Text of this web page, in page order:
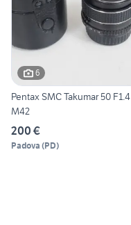
6
Pentax SMC Takumar 50 F1.4
M42
200 €
Padova (PD)